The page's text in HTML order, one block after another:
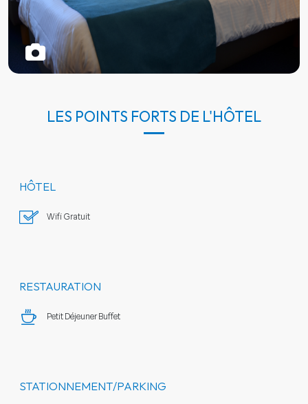
LES POINTS FORTS DE L'HÔTEL
HÔTEL
Wifi Gratuit
RESTAURATION
Petit Déjeuner Buffet
STATIONNEMENT/PARKING